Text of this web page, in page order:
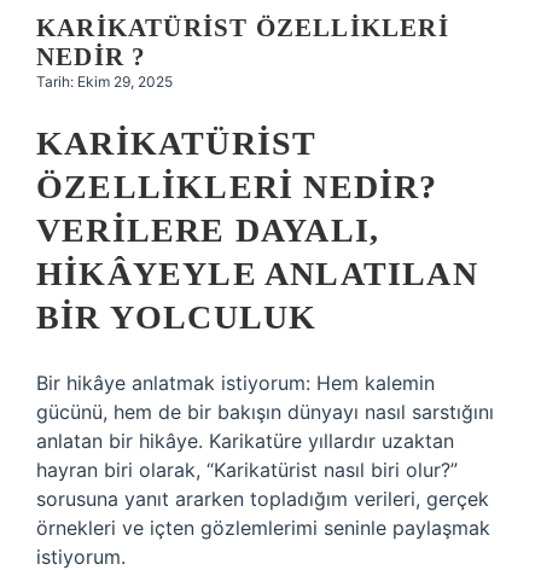
Hakkımızda
KARIKATÜRIST ÖZELLIKLERI
NEDIR ?
Tarih: Ekim 29, 2025
KARIKATÜRIST
ÖZELLIKLERI NEDIR?
VERILERE DAYALI,
HIKÂYEYLE ANLATILAN
BIR YOLCULUK
Bir hikâye anlatmak istiyorum: Hem kalemin
gücünü, hem de bir bakışın dünyayı nasıl sarstığını
anlatan bir hikâye. Karikatüre yıllardır uzaktan
hayran biri olarak, “Karikatürist nasıl biri olur?”
sorusuna yanıt ararken topladığım verileri, gerçek
örnekleri ve içten gözlemlerimi seninle paylaşmak
istiyorum.